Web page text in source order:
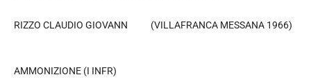
RIZZO CLAUDIO GIOVANN (VILLAFRANCA MESSANA 1966)
AMMONIZIONE (I INFR)